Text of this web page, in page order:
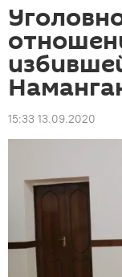
15:33 13.09.2020